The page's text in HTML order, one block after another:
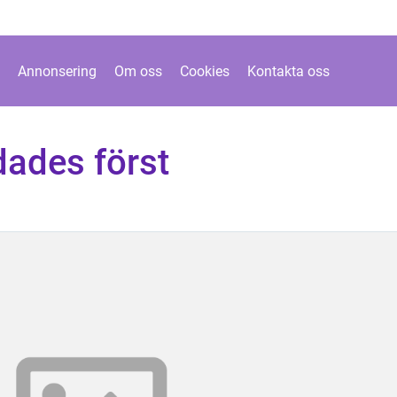
Annonsering Om oss Cookies Kontakta oss
först